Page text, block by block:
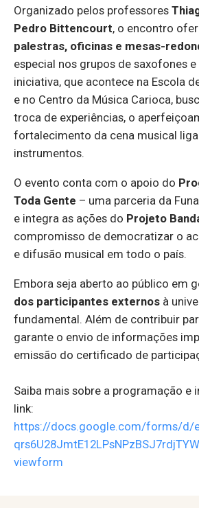
Organizado pelos professores
Pedro Bittencourt, o encontro
palestras, oficinas e mesas-
especial nos grupos de saxofones
iniciativa, que acontece na Escola
e no Centro da Música Carioca,
troca de experiências, o
fortalecimento da cena musical
instrumentos.
O evento conta com o apoio do
Toda Gente – uma parceria da
e integra as ações do Projeto
compromisso de democratizar o
e difusão musical em todo o país.
Embora seja aberto ao público em
dos participantes externos à
fundamental. Além de contribuir
garante o envio de informações
emissão do certificado de
Saiba mais sobre a programação e
link:
https://docs.google.com/forms/d/
viewform